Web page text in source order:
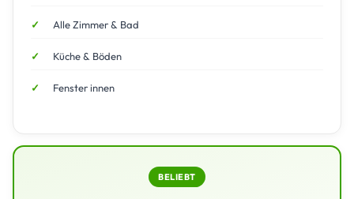
Alle Zimmer & Bad
Küche & Böden
Fenster innen
BELIEBT